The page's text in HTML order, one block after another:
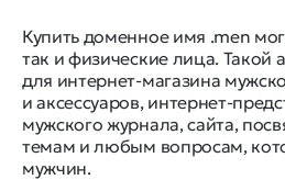
Купить доменное имя .men
так и физические лица. Такой
для интернет-магазина
и аксессуаров, интернет-
мужского журнала, сайта,
темам и любым вопросам,
мужчин.